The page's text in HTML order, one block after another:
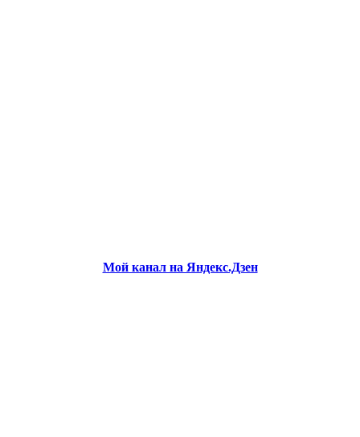
Мой канал на Яндекс.Дзен